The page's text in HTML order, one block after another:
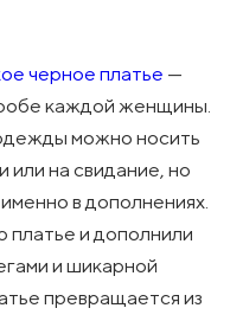
черное платье —
каждой женщины.
можно носить
или на свидание, но
в дополнениях.
платье и дополнили
и шикарной
превращается из